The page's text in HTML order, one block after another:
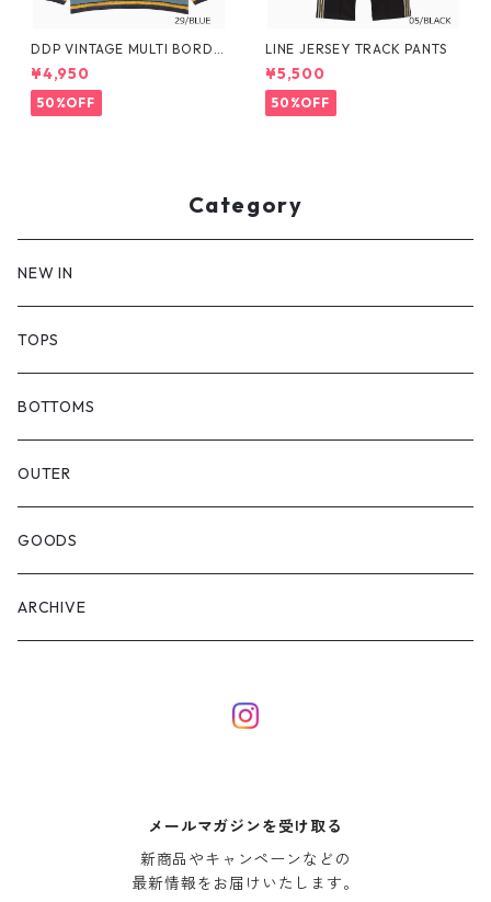
DDP VINTAGE MULTI BORDE
R KNIT PULLOVER
¥4,950
50%OFF
LINE JERSEY TRACK PANTS
¥5,500
50%OFF
Category
NEW IN
TOPS
BOTTOMS
OUTER
GOODS
ARCHIVE
メールマガジンを受け取る
新商品やキャンペーンなどの
最新情報をお届けいたします。